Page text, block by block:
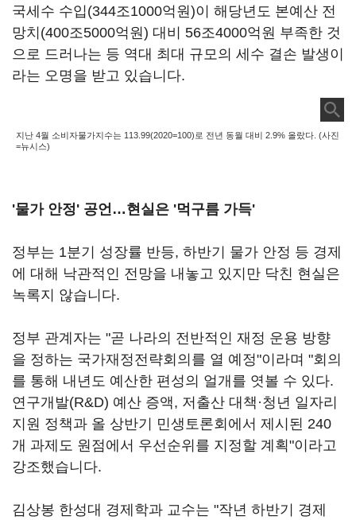
국세수 수입(344조1000억원)이 해당년도 본예산 전
망치(400조5000억원) 대비 56조4000억원 부족한 것
으로 드러나는 등 역대 최대 규모의 세수 결손 발생이
라는 오명을 받고 있습니다.
지난 4월 소비자물가지수는 113.99(2020=100)로 전년 동월 대비 2.9% 올랐다. (사진
=뉴시스)
'물가 안정' 공언…현실은 '먹구름 가득'
정부는 1분기 성장률 반등, 하반기 물가 안정 등 경제
에 대해 낙관적인 전망을 내놓고 있지만 닥친 현실은
녹록지 않습니다.
정부 관계자는 "곧 나라의 전반적인 재정 운용 방향
을 정하는 국가재정전략회의를 열 예정"이라며 "회의
를 통해 내년도 예산한 편성의 얼개를 엿볼 수 있다.
연구개발(R&D) 예산 증액, 저출산 대책·청년 일자리
지원 정책과 올 상반기 민생토론회에서 제시된 240
개 과제도 원점에서 우선순위를 지정할 계획"이라고
강조했습니다.
김상봉 한성대 경제학과 교수는 "작년 하반기 경제